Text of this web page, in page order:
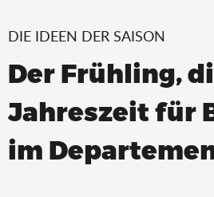
DIE IDEEN DER SAISON
Der Frühling,
Jahreszeit für
im